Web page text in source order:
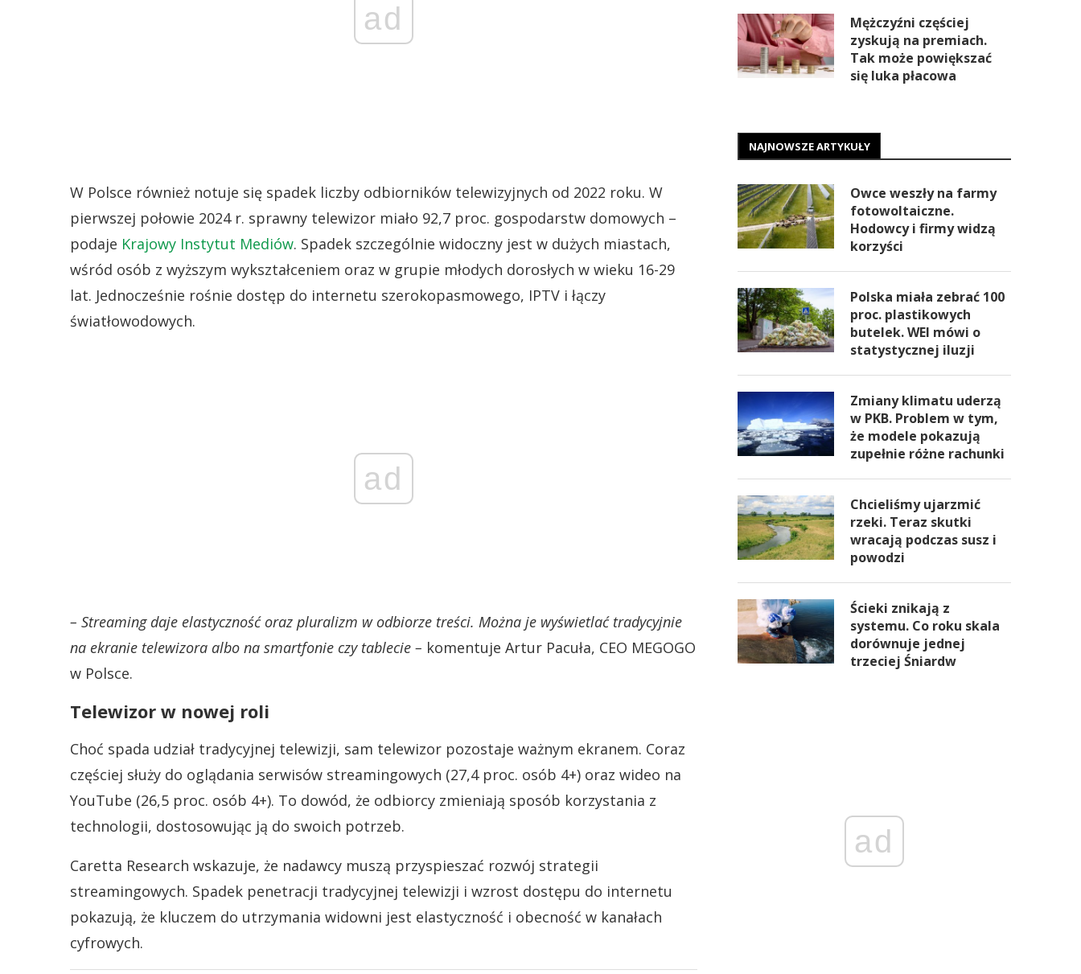
ad
W Polsce również notuje się spadek liczby odbiorników telewizyjnych od 2022 roku. W
pierwszej połowie 2024 r. sprawny telewizor miało 92,7 proc. gospodarstw domowych –
podaje Krajowy Instytut Mediów. Spadek szczególnie widoczny jest w dużych miastach,
wśród osób z wyższym wykształceniem oraz w grupie młodych dorosłych w wieku 16-29
lat. Jednocześnie rośnie dostęp do internetu szerokopasmowego, IPTV i łączy
światłowodowych.
ad
– Streaming daje elastyczność oraz pluralizm w odbiorze treści. Można je wyświetlać tradycyjnie
na ekranie telewizora albo na smartfonie czy tablecie – komentuje Artur Pacuła, CEO MEGOGO
w Polsce.
Telewizor w nowej roli
Choć spada udział tradycyjnej telewizji, sam telewizor pozostaje ważnym ekranem. Coraz
częściej służy do oglądania serwisów streamingowych (27,4 proc. osób 4+) oraz wideo na
YouTube (26,5 proc. osób 4+). To dowód, że odbiorcy zmieniają sposób korzystania z
technologii, dostosowując ją do swoich potrzeb.
Caretta Research wskazuje, że nadawcy muszą przyspieszać rozwój strategii
streamingowych. Spadek penetracji tradycyjnej telewizji i wzrost dostępu do internetu
pokazują, że kluczem do utrzymania widowni jest elastyczność i obecność w kanałach
cyfrowych.
Mężczyźni częściej
zyskują na premiach.
Tak może powiększać
się luka płacowa
NAJNOWSZE ARTYKUŁY
Owce weszły na farmy
fotowoltaiczne.
Hodowcy i firmy widzą
korzyści
Polska miała zebrać 100
proc. plastikowych
butelek. WEI mówi o
statystycznej iluzji
Zmiany klimatu uderzą
w PKB. Problem w tym,
że modele pokazują
zupełnie różne rachunki
Chcieliśmy ujarzmić
rzeki. Teraz skutki
wracają podczas susz i
powodzi
Ścieki znikają z
systemu. Co roku skala
dorównuje jednej
trzeciej Śniardw
ad